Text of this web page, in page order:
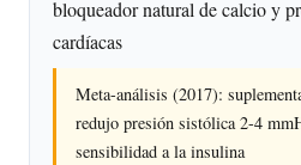
bloqueador natural de calcio y
cardíacas
Meta-análisis (2017):
redujo presión sistólica 2-4
sensibilidad a la insulina